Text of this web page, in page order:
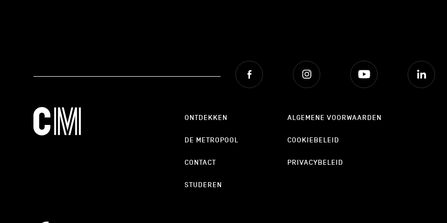
Facebook Instagram
ONTDEKKEN
DE METROPOOL
CONTACT
STUDEREN
ALGEMENE VOORWAARDEN
COOKIEBELEID
PRIVACYBELEID